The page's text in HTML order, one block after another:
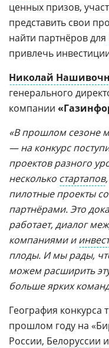
ценных призов,
представить свои
найти партнёров для
привлечь
Николай
генерального
компании
«В прошлом сезоне
— на конкурс
проектов разного
несколько стартапов
пилотные проекты
партнёрами. Это
работает, диалог
компаниями и
плоды. И мы рады,
можем расширить
больше ярких
География
прошлом году на
России, Белоруссии и